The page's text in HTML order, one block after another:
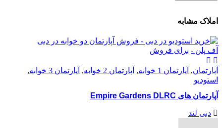
املاک مشابه
آف پلن - برای فروش
آپارتمان, آپارتمان 1 خوابه , آپارتمان 2 خوابه , آپارتمان 3 خوابه
,
استودیو
آپارتمان های Empire Gardens DLRC
دبی لند